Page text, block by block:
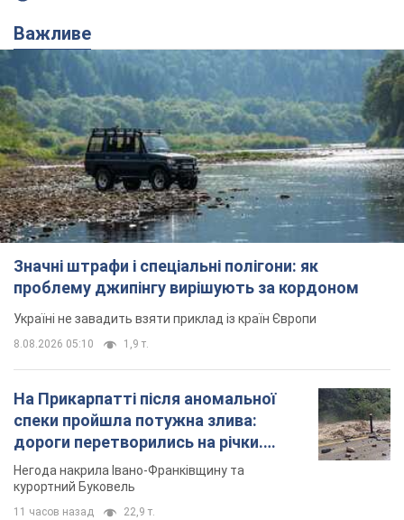
Важливе
Значні штрафи і спеціальні полігони: як
проблему джипінгу вирішують за кордоном
Україні не завадить взяти приклад із країн Європи
8.08.2026 05:10 1,9 т.
На Прикарпатті після аномальної
спеки пройшла потужна злива:
дороги перетворились на річки.
Відео
Негода накрила Івано-Франківщину та
курортний Буковель
11 часов назад 22,9 т.